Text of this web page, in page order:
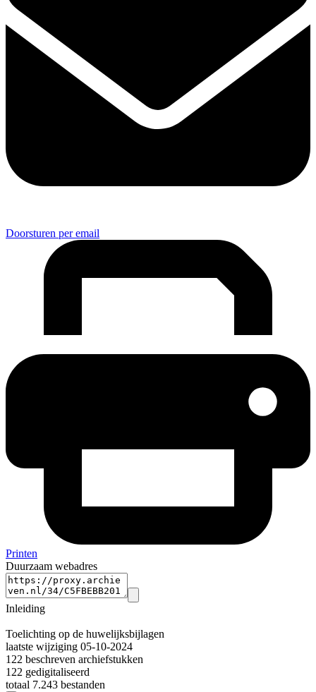
Doorsturen per email
Printen
Duurzaam webadres
Inleiding
Toelichting op de huwelijksbijlagen
laatste wijziging 05-10-2024
122 beschreven archiefstukken
122 gedigitaliseerd
totaal 7.243 bestanden